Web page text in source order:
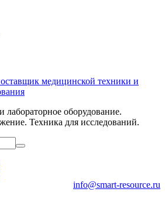
оборудование.
Техника для исследований.
info@smart-resource.ru